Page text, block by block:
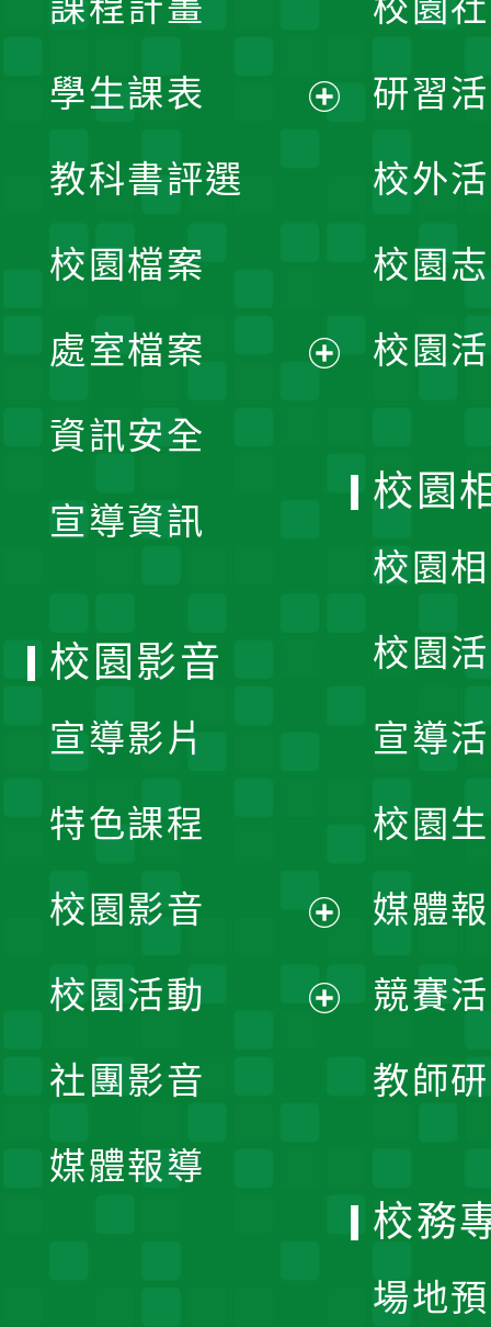
課程計畫
學生課表
單
教科書評選
校園檔案
處室檔案
資訊安全
宣導資訊
校園
研習
校外
校園
校園
校園
校園
校園
宣導
校園
媒體
競賽
教師
校園影音
宣導影片
特色課程
校園影音
開
校園活動
社團影音
媒體報導
校務
場地